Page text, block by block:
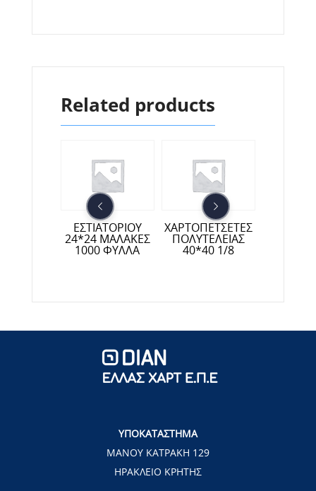
Related products
ΕΣΤΙΑΤΟΡΙΟΥ
24*24 ΜΑΛΑΚΕΣ
1000 ΦΥΛΛΑ
ΧΑΡΤΟΠΕΤΣΕΤΕΣ
ΠΟΛΥΤΕΛΕΙΑΣ
40*40 1/8
ΥΠΟΚΑΤΑΣΤΗΜΑ
ΜΑΝΟΥ ΚΑΤΡΑΚΗ 129
ΗΡΑΚΛΕΙΟ ΚΡΗΤΗΣ